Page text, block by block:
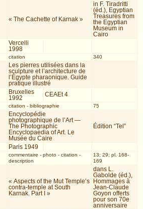
« The Cachette of Karnak »
in F. Tiradritti
(éd.), Egyptian
Treasures from
the Egyptian
Museum in
Cairo
Vercelli
1998
citation 340
Les pierres utilisées dans la
sculpture et l’architecture de
l’Égypte pharaonique. Guide
pratique illustré
Bruxelles
1992
CEAEt 4
citation - bibliographie 75
Encyclopédie
photographique de l’Art —
The Photographic
Encyclopaedia of Art. Le
Musée du Caire
Édition “Tel”
Paris 1949
commentaire - photo- citation -
description
13; 29; pl. 168-
169
« Aspects of the Mut Temple’s
contra-temple at South
Karnak. Part I »
dans L.
Gabolde (éd.),
Hommages à
Jean-Claude
Goyon offerts
pour son 70e
anniversaire